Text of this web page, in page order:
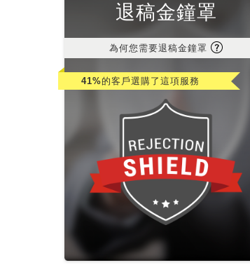
退稿金鐘罩
為何您需要退稿金鐘罩
41%的客戶選購了這項服務